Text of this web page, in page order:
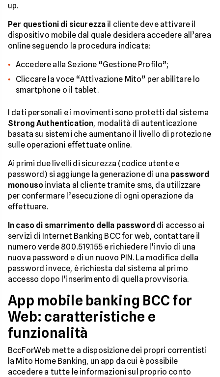
up.
Per questioni di sicurezza il cliente deve attivare il
dispositivo mobile dal quale desidera accedere all’area
online seguendo la procedura indicata:
Accedere alla Sezione “Gestione Profilo”;
Cliccare la voce “Attivazione Mito” per abilitare lo
smartphone o il tablet.
I dati personali e i movimenti sono protetti dal sistema
Strong Authentication, modalità di autenticazione
basata su sistemi che aumentano il livello di protezione
sulle operazioni effettuate online.
Ai primi due livelli di sicurezza (codice utente e
password) si aggiunge la generazione di una password
monouso inviata al cliente tramite sms, da utilizzare
per confermare l’esecuzione di ogni operazione da
effettuare.
In caso di smarrimento della password di accesso ai
servizi di Internet Banking BCC for web, contattare il
numero verde 800.519.155 e richiedere l’invio di una
nuova password e di un nuovo PIN. La modifica della
password invece, è richiesta dal sistema al primo
accesso dopo l’inserimento di quella provvisoria.
App mobile banking BCC for
Web: caratteristiche e
funzionalità
BccForWeb mette a disposizione dei propri correntisti
la Mito Home Banking, un app da cui è possibile
accedere a tutte le informazioni sul proprio conto